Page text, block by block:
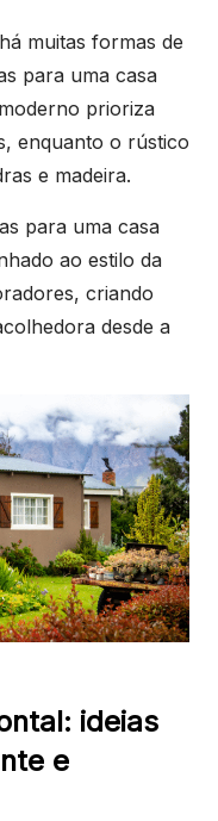
muitas formas de
para uma casa
prioriza
enquanto o rústico
e madeira.
para uma casa
ao estilo da
criando
desde a
ideias
e